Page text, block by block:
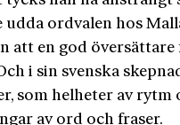
ordvalen hos
att en god
i sin svenska
som helheter av rytm
av ord och fraser.